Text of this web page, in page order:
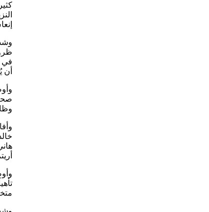
في
أن